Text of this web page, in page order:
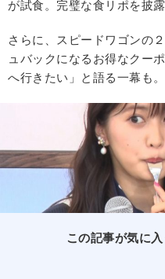
が試食。完璧な食リポを披露
さらに、スピードワゴンの
ュバックになるお得なクー
へ行きたい」と語る一幕も。
この記事が気に